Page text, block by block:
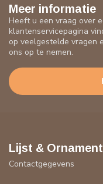
Meer informatie
Heeft u een vraag over
klantenservicepagina
op veelgestelde vragen
ons op te nemen.
Lijst & Ornament
Contactgegevens